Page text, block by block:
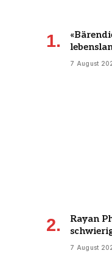
7 August
Rayan
7 August